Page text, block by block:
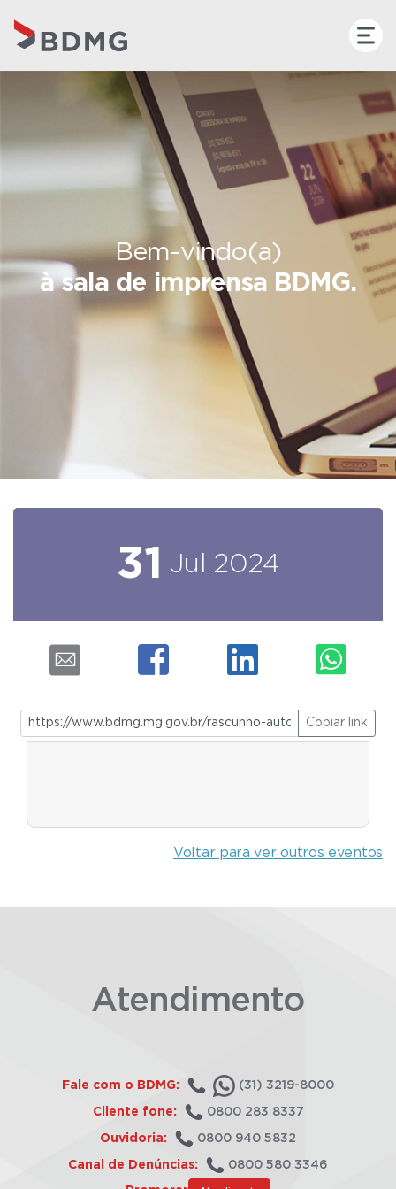
Bem-vindo(a)
à sala de imprensa BDMG.
31 Jul 2024
Copiar link
Voltar para ver outros eventos
Atendimento
Fale com o BDMG: (31) 3219-8000
Cliente fone: 0800 283 8337
Ouvidoria: 0800 940 5832
Canal de Denúncias: 0800 580 3346